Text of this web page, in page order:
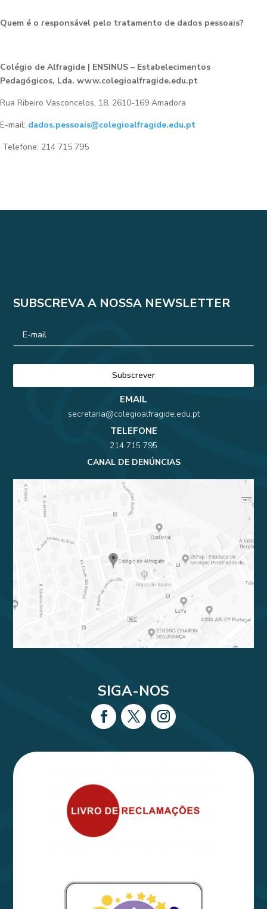
Quem é o responsável pelo tratamento de dados pessoais?
Colégio de Alfragide | ENSINUS – Estabelecimentos
Pedagógicos, Lda. www.colegioalfragide.edu.pt
Rua Ribeiro Vasconcelos, 18, 2610-169 Amadora
E-mail: dados.pessoais@colegioalfragide.edu.pt
Telefone: 214 715 795
SUBSCREVA A NOSSA NEWSLETTER
EMAIL
secretaria@colegioalfragide.edu.pt
TELEFONE
214 715 795
CANAL DE DENÚNCIAS
SIGA-NOS